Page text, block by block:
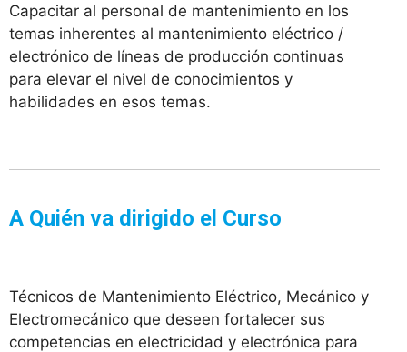
Capacitar al personal de mantenimiento en los
temas inherentes al mantenimiento eléctrico /
electrónico de líneas de producción continuas
para elevar el nivel de conocimientos y
habilidades en esos temas.
A Quién va dirigido el Curso
Técnicos de Mantenimiento Eléctrico, Mecánico y
Electromecánico que deseen fortalecer sus
competencias en electricidad y electrónica para